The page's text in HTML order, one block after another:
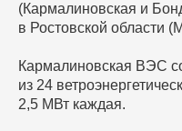
(Кармалиновская и
в Ростовской области
Кармалиновская ВЭС
из 24
2,5 МВт каждая.